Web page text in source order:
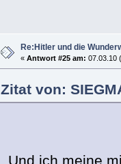
Re:Hitler und die
« Antwort #25 am: 07.03.10
Zitat von:
Und ich meine